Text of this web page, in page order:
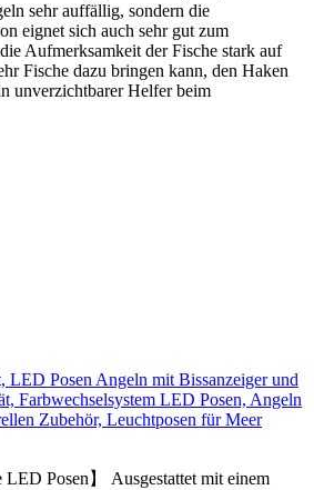
sehr auffällig, sondern die
eignet sich auch sehr gut zum
Aufmerksamkeit der Fische stark auf
Fische dazu bringen kann, den Haken
unverzichtbarer Helfer beim
LED Posen Angeln mit Bissanzeiger und
Farbwechselsystem LED Posen, Angeln
Zubehör, Leuchtposen für Meer
LED Posen】 Ausgestattet mit einem